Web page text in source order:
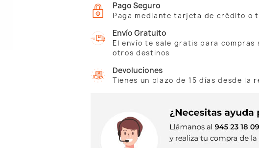
Pago Seguro
Paga mediante tarjeta de crédito o
Envío Gratuito
El envío te sale gratis para compras
otros destinos
Devoluciones
Tienes un plazo de 15 días desde la